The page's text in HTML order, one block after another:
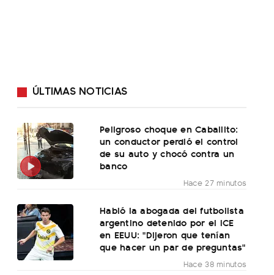
ÚLTIMAS NOTICIAS
Peligroso choque en Caballito:
un conductor perdió el control
de su auto y chocó contra un
banco
Hace 27 minutos
Habló la abogada del futbolista
argentino detenido por el ICE
en EEUU: "Dijeron que tenían
que hacer un par de preguntas"
Hace 38 minutos